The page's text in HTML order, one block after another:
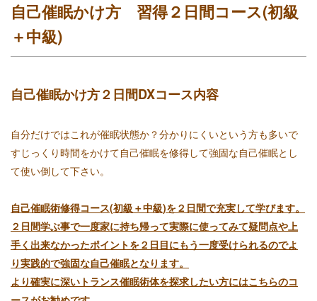
自己催眠かけ方 習得２日間コース(初級
＋中級)
自己催眠かけ方２日間DXコース内容
自分だけではこれが催眠状態か？分かりにくいという方も多いで
すじっくり時間をかけて自己催眠を修得して強固な自己催眠とし
て使い倒して下さい。
自己催眠術修得コース(初級＋中級)を２日間で充実して学びます。
２日間学ぶ事で一度家に持ち帰って実際に使ってみて疑問点や上
手く出来なかったポイントを２日目にもう一度受けられるのでよ
り実践的で強固な自己催眠となります。
より確実に深いトランス催眠術体を探求したい方にはこちらのコ